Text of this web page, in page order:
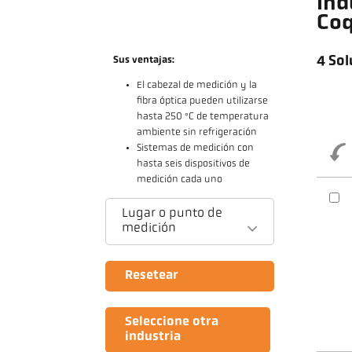
Sus ventajas:
El cabezal de medición y la
fibra óptica pueden utilizarse
hasta 250 °C de temperatura
ambiente sin refrigeración
Sistemas de medición con
hasta seis dispositivos de
medición cada uno
Lugar o punto de
medición
Resetear
Seleccione otra
industria
4